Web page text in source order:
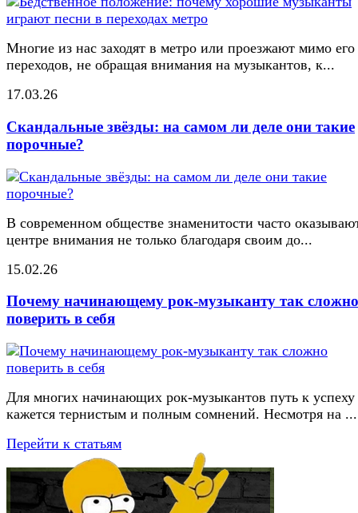
Многие из нас заходят в метро или проезжают мимо его
переходов, не обращая внимания на музыкантов, к...
17.03.26
Скандальные звёзды: на самом ли деле они такие
порочные?
В современном обществе знаменитости часто
центре внимания не только благодаря своим до...
15.02.26
Почему начинающему рок-музыканту так сложно
поверить в себя
Для многих начинающих рок-музыкантов путь к успеху
кажется тернистым и полным сомнений. Несмотря на ...
Перейти к статьям